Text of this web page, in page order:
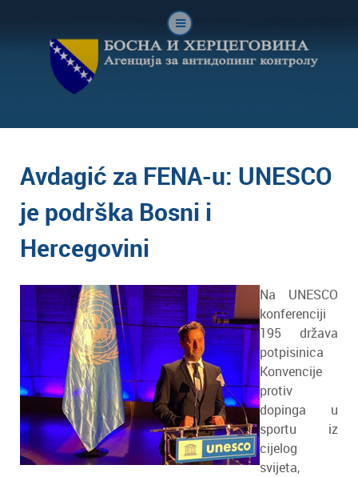
Avdagić za FENA-u: UNESCO
je podrška Bosni i
Hercegovini
Na UNESCO
konferenciji
195 država
potpisinica
Konvencije
protiv
dopinga u
sportu iz
cijelog
svijeta,